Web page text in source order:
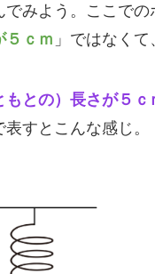
みよう。ここでの
５ｃｍ 」ではなくて
もとの）長さが５ｃ
すとこんな感じ。